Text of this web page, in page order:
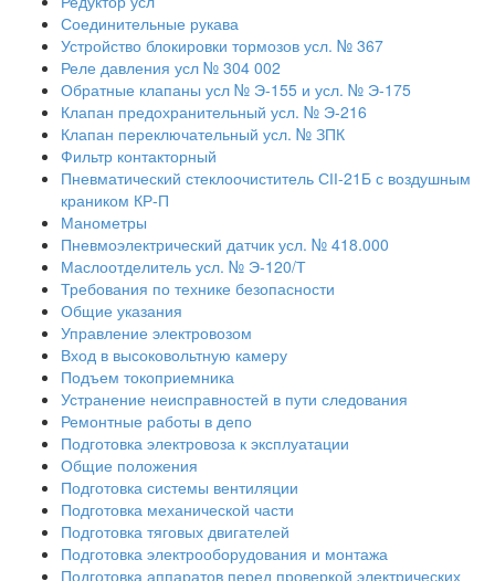
Соединительные рукава
Устройство блокировки тормозов усл. № 367
Реле давления усл № 304 002
Обратные клапаны усл № Э-155 и усл. № Э-175
Клапан предохранительный усл. № Э-216
Клапан переключательный усл. № ЗПК
Фильтр контакторный
Пневматический стеклоочиститель СІІ-21Б с воздушным
краником КР-П
Манометры
Пневмоэлектрический датчик усл. № 418.000
Маслоотделитель усл. № Э-120/Т
Требования по технике безопасности
Общие указания
Управление электровозом
Вход в высоковольтную камеру
Подъем токоприемника
Устранение неисправностей в пути следования
Ремонтные работы в депо
Подготовка электровоза к эксплуатации
Общие положения
Подготовка системы вентиляции
Подготовка механической части
Подготовка тяговых двигателей
Подготовка электрооборудования и монтажа
Подготовка аппаратов перед проверкой электрических